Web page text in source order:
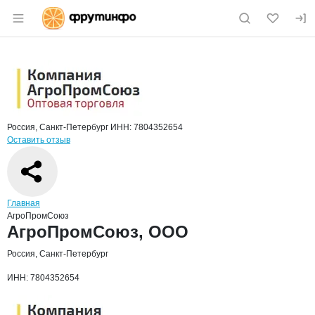
Раздел навигации по сайту fruitinfo.ru
Страница компании
Краткая информация о компании
Россия, Санкт-Петербург ИНН: 7804352654
Оставить отзыв
Навигация по сайту
Главная
АгроПромСоюз
Основная информация о компании
АгроПромСоюз, ООО
Россия, Санкт-Петербург
ИНН: 7804352654